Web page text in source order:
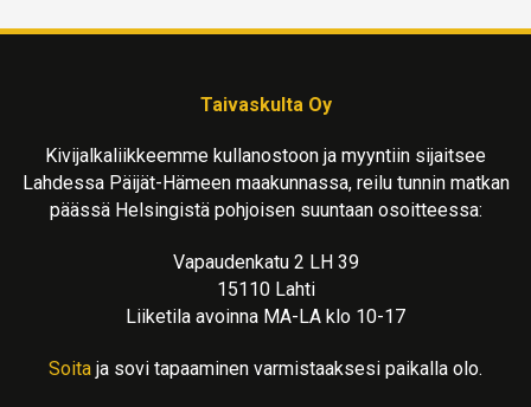
Taivaskulta Oy
Kivijalkaliikkeemme kullanostoon ja myyntiin sijaitsee
Lahdessa Päijät-Hämeen maakunnassa, reilu tunnin matkan
päässä Helsingistä pohjoisen suuntaan osoitteessa:
Vapaudenkatu 2 LH 39
15110 Lahti
Liiketila avoinna MA-LA klo 10-17
Soita ja sovi tapaaminen varmistaaksesi paikalla olo.